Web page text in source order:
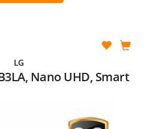
LG
Nano UHD, Smart